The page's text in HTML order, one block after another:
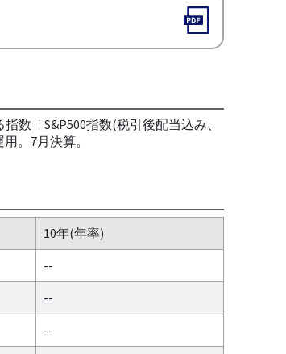
数「S&P500指数(税引後配当込み、
。7月決算。
10年(年率)
--
--
--